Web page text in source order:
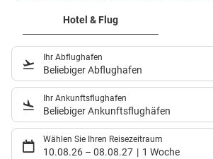
Hotel & Flug
Ihr Abflughafen
Beliebiger Abflughafen
Ihr Ankunftsflughafen
Beliebiger Ankunftsflughäfen
Wählen Sie Ihren Reisezeitraum
10.08.26 – 08.08.27 1 Woche